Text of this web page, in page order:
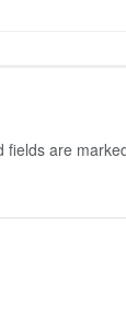
fields are